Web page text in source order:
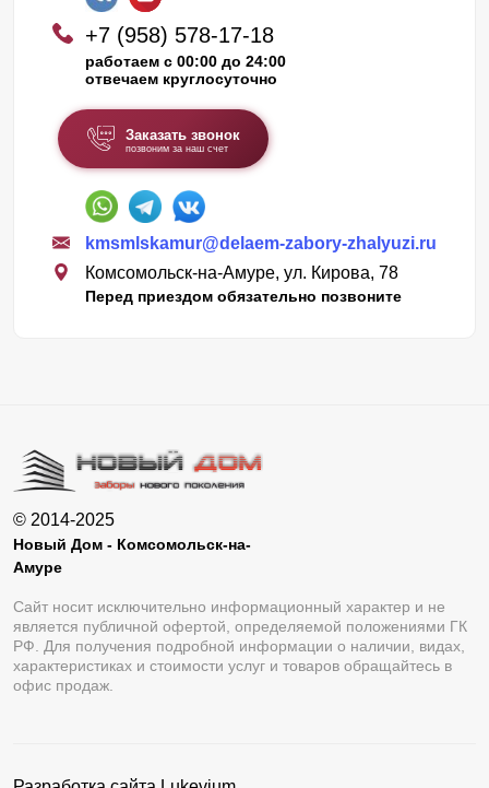
+7 (958) 578-17-18
работаем с 00:00 до 24:00
отвечаем круглосуточно
Заказать звонок
позвоним за наш счет
kmsmlskamur@delaem-zabory-zhalyuzi.ru
Комсомольск-на-Амуре, ул. Кирова, 78
Перед приездом обязательно позвоните
© 2014-2025
Новый Дом - Комсомольск-на-
Амуре
Сайт носит исключительно информационный характер и не
является публичной офертой, определяемой положениями ГК
РФ. Для получения подробной информации о наличии, видах,
характеристиках и стоимости услуг и товаров обращайтесь в
офис продаж.